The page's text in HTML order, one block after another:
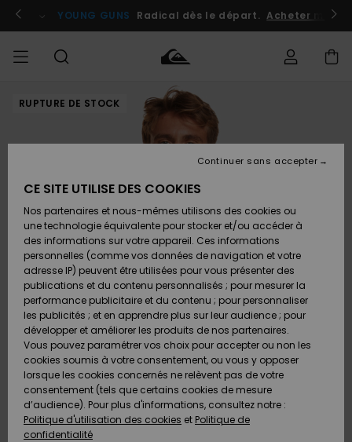
l'information
le
Se connecter / s'inscrire
YOUNG GUNS Radical dès le départ. Acheter
HOMME Vêtements
Chaussures
& Tongs
Surf
Snow
Nouveautés
Vêtements
Chaussures
& Tongs
Surf
Snow
Nouveautés
FEMME
Shop
A
Découvrir
Snow
SURF
Surf
Shop
Homme
Surf
Shop
Enfant
Highlights
Communauté
SNOW
Snow
Shop
Homme
Snow
Shop
Enfant
Snow
Shop
Femme
A
Découvrir
Communauté
OUTLET
Outlet
Homme
Enfant
Outlet
Femme
AIDE &
CONTACT
Accéder à
commande
Retours
Paiement
Carte
Cadeau
Quiksilver
Freedom
Protection
des
MAGASINS
RUPTURE DE STOCK
CE SITE UTILISE DES COOKIES
Nos partenaires et nous-mêmes utilisons des cookies ou
une technologie équivalente pour stocker et/ou accéder à
des informations sur votre appareil. Ces informations
personnelles (comme vos données de navigation et votre
adresse IP) peuvent être utilisées pour vous présenter des
publications et du contenu personnalisés ; pour mesurer la
performance publicitaire et du contenu ; pour personnaliser
les publicités ; et en apprendre plus sur leur audience ; pour
développer et améliorer les produits de nos partenaires.
Vous pouvez paramétrer vos choix pour accepter ou non les
cookies soumis à votre consentement, ou vous y opposer
lorsque les cookies concernés ne relèvent pas de votre
consentement (tels que certains cookies de mesure
d’audience). Pour plus d'informations, consultez notre :
Politique d'utilisation des cookies et Politique de
confidentialité
Continuer sans accepter